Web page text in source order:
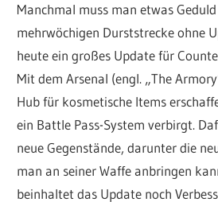
Manchmal muss man etwas
mehrwöchigen Durststrecke ohne
heute ein großes Update für
Mit dem Arsenal (engl. „The
Hub für kosmetische Items
ein Battle Pass-System verbirgt.
neue Gegenstände, darunter die
man an seiner Waffe anbringen
beinhaltet das Update noch